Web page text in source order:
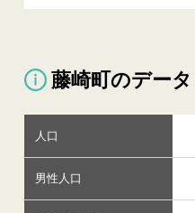
藤崎町のデータ
人口
男性人口